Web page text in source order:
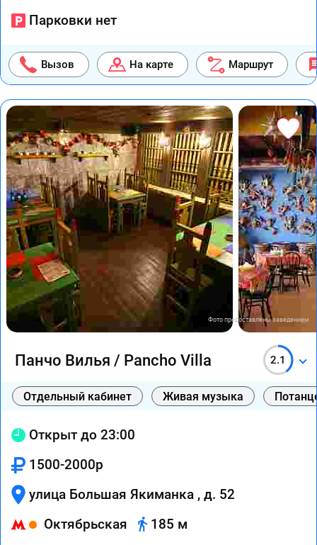
Парковки нет
Вызов На карте Маршрут
Фото предоставлены заведением
Панчо Вилья / Pancho Villa 2.1
Отдельный кабинет Живая музыка
Открыт до 23:00
1500-2000р
улица Большая Якиманка , д. 52
Октябрьская
185 м